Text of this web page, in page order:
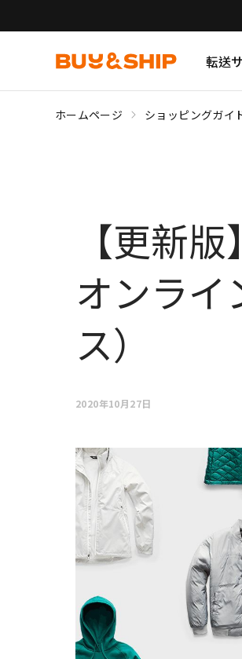
転送
ホームページ ショッピングガイ
【更新
オンライ
ス）
2020年10月27日